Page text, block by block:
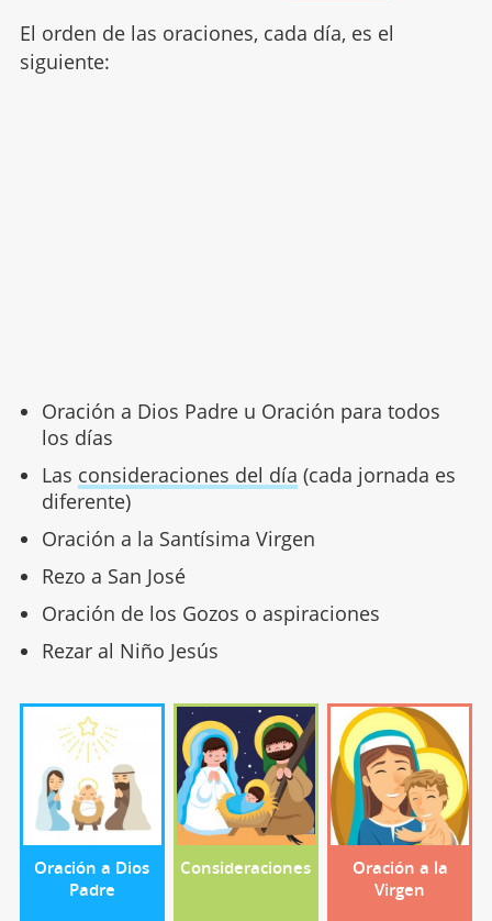
El orden de las oraciones, cada día, es el
siguiente:
Oración a Dios Padre u Oración para todos
los días
Las consideraciones del día (cada jornada es
diferente)
Oración a la Santísima Virgen
Rezo a San José
Oración de los Gozos o aspiraciones
Rezar al Niño Jesús
Oración a Dios
Padre
Consideraciones
Oración a la
Virgen